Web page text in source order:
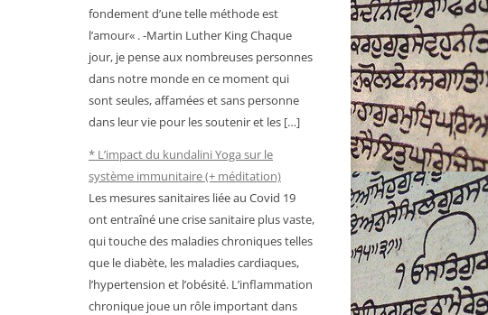
fondement d’une telle méthode est
l’amour« . -Martin Luther King Chaque
jour, je pense aux nombreuses personnes
dans notre monde en ce moment qui
sont seules, affamées et sans personne
dans leur vie pour les soutenir et les […]
* L’impact du kundalini Yoga sur le
système immunitaire (+ méditation)
Les mesures sanitaires liée au Covid 19
ont entraîné une crise sanitaire plus vaste,
qui touche des maladies chroniques telles
que le diabète, les maladies cardiaques,
l’hypertension et l’obésité. L’inflammation
chronique joue un rôle important dans